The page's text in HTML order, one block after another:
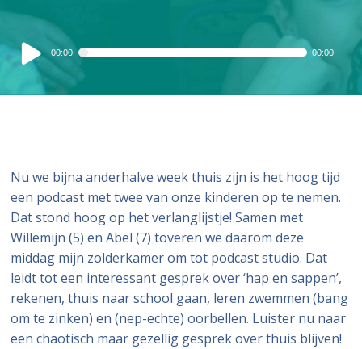
Audiospeler
00:00 00:00
Nu we bijna anderhalve week thuis zijn is het hoog tijd
een podcast met twee van onze kinderen op te nemen.
Dat stond hoog op het verlanglijstje! Samen met
Willemijn (5) en Abel (7) toveren we daarom deze
middag mijn zolderkamer om tot podcast studio. Dat
leidt tot een interessant gesprek over ‘hap en sappen’,
rekenen, thuis naar school gaan, leren zwemmen (bang
om te zinken) en (nep-echte) oorbellen. Luister nu naar
een chaotisch maar gezellig gesprek over thuis blijven!